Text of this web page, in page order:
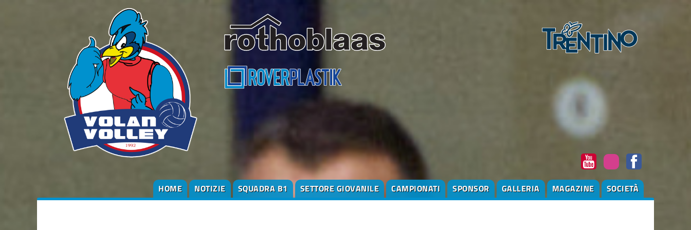
HOME NOTIZIE SQUADRA B1 SETTORE GIOVANILE CAMPIONATI SPONSOR GALLERIA MAGAZINE SOCIETÀ